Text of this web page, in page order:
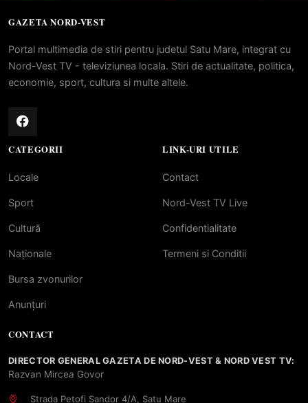
GAZETA NORD-VEST
Portal multimedia de stiri pentru judetul Satu Mare, integrat cu
Nord-Vest TV - televiziunea locala. Stiri de actualitate, politica,
economie, sport, cultura si multe altele.
CATEGORII
Locale
Sport
Cultură
Naționale
Bursa zvonurilor
Anunțuri
LINK-URI UTILE
Contact
Nord-Vest TV Live
Confidentialitate
Termeni si Conditii
CONTACT
DIRECTOR GENERAL GAZETA DE NORD-VEST & NORD VEST TV:
Razvan Mircea Govor
Strada Petofi Sandor 4/A, Satu Mare